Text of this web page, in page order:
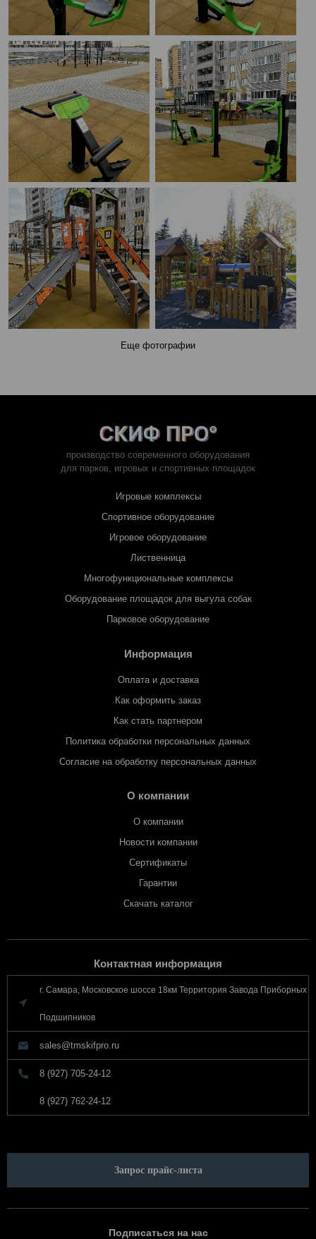
Еще фотографии
производство современного оборудования
для парков, игровых и спортивных площадок
Игровые комплексы
Спортивное оборудование
Игровое оборудование
Лиственница
Многофункциональные комплексы
Оборудование площадок для выгула собак
Парковое оборудование
Информация
Оплата и доставка
Как оформить заказ
Как стать партнером
Политика обработки персональных данных
Согласие на обработку персональных данных
О компании
О компании
Новости компании
Сертификаты
Гарантии
Скачать каталог
Контактная информация
г. Самара, Московское шоссе 18км Территория Завода Приборных
Подшипников
sales@tmskifpro.ru
8 (927) 705-24-12
8 (927) 762-24-12
Запрос прайс-листа
Подписаться на нас